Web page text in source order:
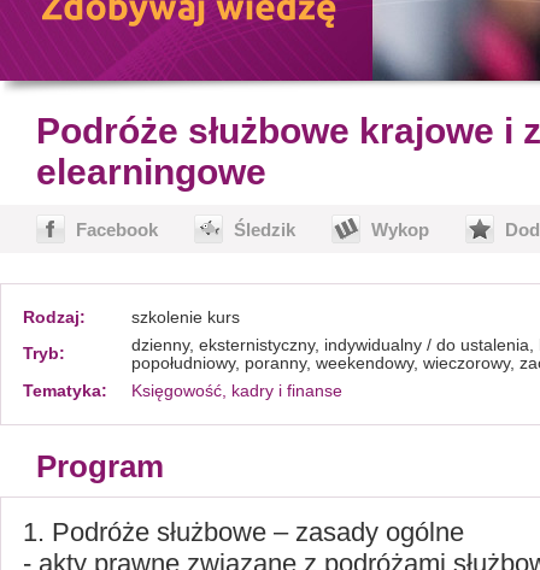
Podróże służbowe krajowe i
elearningowe
Facebook Śledzik Wykop
Rodzaj:
szkolenie kurs
Tryb:
dzienny, eksternistyczny, indywidualny / do
popołudniowy, poranny, weekendowy, wieczorowy,
Tematyka:
Księgowość, kadry i finanse
Program
1. Podróże służbowe – zasady ogólne
- akty prawne związane z podróżami